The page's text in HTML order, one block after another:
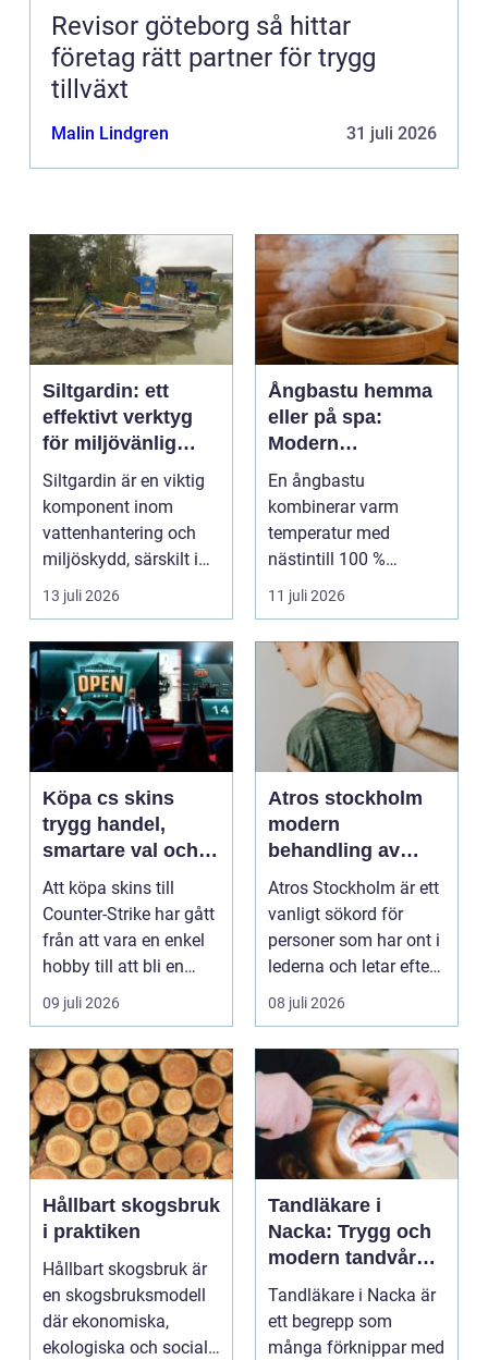
Revisor göteborg så hittar
företag rätt partner för trygg
tillväxt
Malin Lindgren 31 juli 2026
Siltgardin: ett
effektivt verktyg
för miljövänlig
vattenhantering
Siltgardin är en viktig
komponent inom
vattenhantering och
miljöskydd, särskilt i
verksamheter som i...
13 juli 2026
Ångbastu hemma
eller på spa:
Modern
återhämtning med
uråldrig logik
En ångbastu
kombinerar varm
temperatur med
nästintill 100 %
luftfuktighet för att
sk...
11 juli 2026
Köpa cs skins
trygg handel,
smartare val och
bättre affärer
Att köpa skins till
Counter-Strike har gått
från att vara en enkel
hobby till att bli en
egen liten ...
09 juli 2026
Atros stockholm
modern
behandling av
ledbesvär i
huvudstaden
Atros Stockholm är ett
vanligt sökord för
personer som har ont i
lederna och letar efter
hjälp i huv...
08 juli 2026
Hållbart skogsbruk
i praktiken
Hållbart skogsbruk är
en skogsbruksmodell
där ekonomiska,
ekologiska och sociala
Tandläkare i
Nacka: Trygg och
modern tandvård
nära dig
Tandläkare i Nacka är
ett begrepp som
många förknippar med